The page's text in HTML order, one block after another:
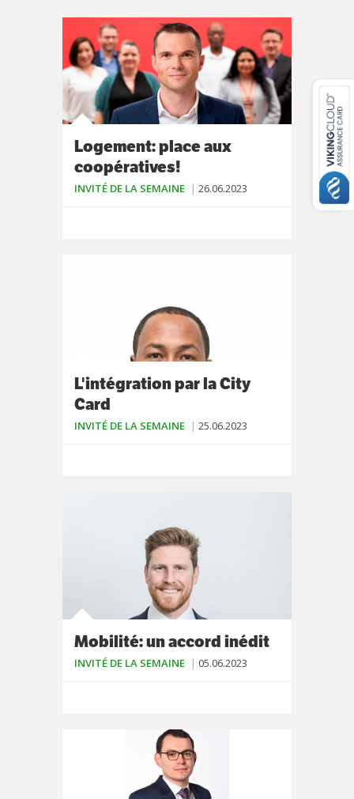
Logement: place aux
coopératives!
INVITÉ DE LA SEMAINE 26.06.2023
L'intégration par la City
Card
INVITÉ DE LA SEMAINE 25.06.2023
Mobilité: un accord inédit
INVITÉ DE LA SEMAINE 05.06.2023